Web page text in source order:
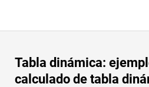
content
Funciones de Excel
Tabla dinámica:
calculado de tabla